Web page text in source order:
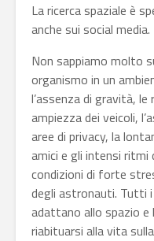
La ricerca spaziale è
anche sui social media.
Non sappiamo molto
organismo in un
l’assenza di gravità,
ampiezza dei veicoli,
aree di privacy, la
amici e gli intensi ritmi
condizioni di forte
degli astronauti. Tutti
adattano allo spazio e
riabituarsi alla vita